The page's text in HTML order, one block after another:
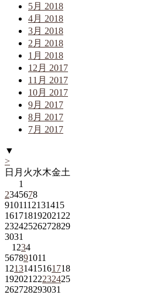
5月 2018
4月 2018
3月 2018
2月 2018
1月 2018
12月 2017
11月 2017
10月 2017
9月 2017
8月 2017
7月 2017
▼
>
日 月 火水木金土
1
2345678
9101112131415
161718192021 22
23242526272829
3031
1 234
567891011
12131415161718
192021 22232425
262728293031